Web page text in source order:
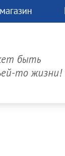
быть
то жизни!